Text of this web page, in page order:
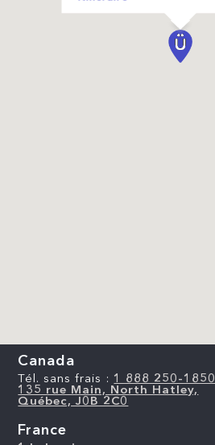
Canada
Tél. sans frais : 1 888 250-1850
135 rue Main, North Hatley,
Québec, J0B 2C0
France